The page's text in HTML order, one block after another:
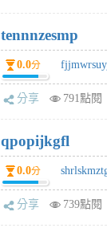
tennnzesmp
0.0分
分享 791點閱
qpopijkgfl
0.0分
分享 739點閱